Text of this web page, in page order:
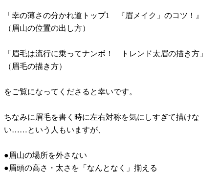
「幸の薄さの分かれ道トップ1 『眉メイク」のコツ！』
（眉山の位置の出し方）
「眉毛は流行に乗ってナンボ！ トレンド太眉の描き方」
（眉毛の描き方）
をご覧になってくださると幸いです。
ちなみに眉毛を書く時に左右対称を気にしすぎて描けな
い……という人もいますが、
●眉山の場所を外さない
●眉頭の高さ・太さを「なんとなく」揃える